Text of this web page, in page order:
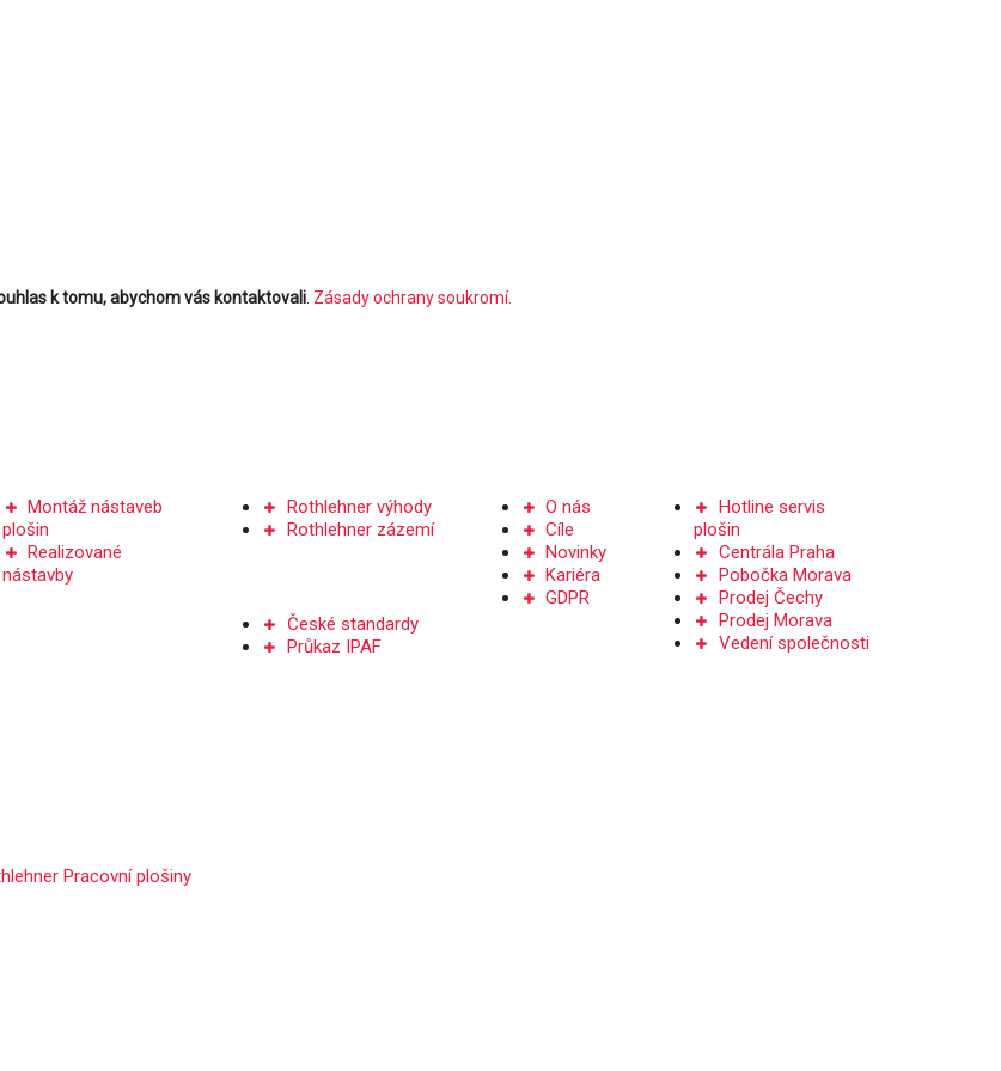
k tomu, abychom vás kontaktovali. Zásady ochrany soukromí.
Montáž nástaveb
plošin
Realizované
nástavby
Rothlehner výhody
Rothlehner zázemí
České standardy
Průkaz IPAF
O nás
Cíle
Novinky
Kariéra
GDPR
Hotline servis
plošin
Centrála Praha
Pobočka Morava
Prodej Čechy
Prodej Morava
Vedení společnosti